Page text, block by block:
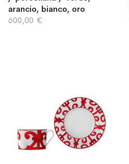
arancio, bianco, oro
600,00 €